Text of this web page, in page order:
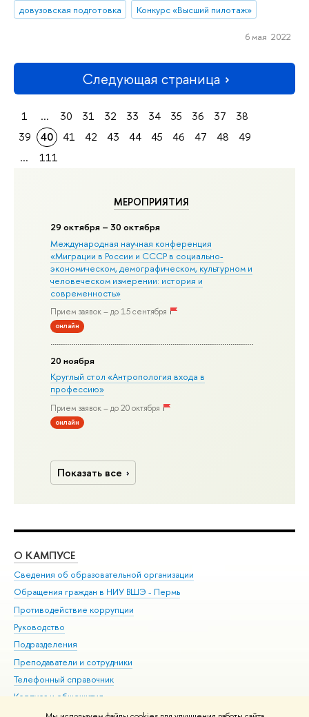
МЕРОПРИЯТИЯ
29 октября – 30 октября
Международная научная конференция
«Миграции в Росcии и СССР в социально-
экономическом, демографическом, культурном и
человеческом измерении: история и
современность»
Прием заявок – до 15 сентября
онлайн
20 ноября
Круглый стол «Антропология входа в
профессию»
Прием заявок – до 20 октября
онлайн
Показать все
довузовская подготовка
Конкурс «Высший пилотаж»
6 мая 2022
Следующая страница
1 ... 30 31 32 33 34 35 36 37
38
39
40 41 42 43 44 45 46 47 48
49
...
111
О КАМПУСЕ
Сведения об образовательной организации
Обращения граждан в НИУ ВШЭ - Пермь
Противодействие коррупции
Руководство
Подразделения
Преподаватели и сотрудники
Телефонный справочник
Корпуса и общежития
ВШЭ для студентов с ограниченными возможностями